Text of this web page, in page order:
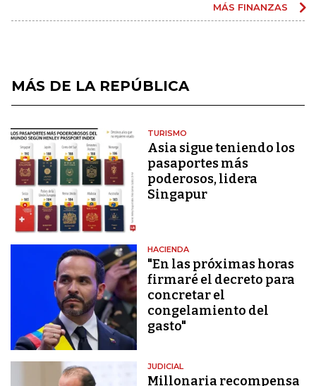
MÁS FINANZAS
MÁS DE LA REPÚBLICA
TURISMO
Asia sigue teniendo los
pasaportes más
poderosos, lidera
Singapur
HACIENDA
"En las próximas horas
firmaré el decreto para
concretar el
congelamiento del
gasto"
JUDICIAL
Millonaria recompensa